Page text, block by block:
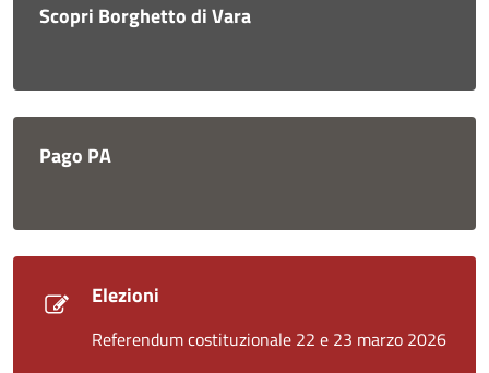
Scopri Borghetto di Vara
Pago PA
Elezioni
Referendum costituzionale 22 e 23 marzo 2026